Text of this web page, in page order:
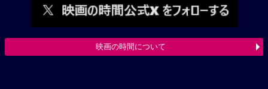
映画の時間について